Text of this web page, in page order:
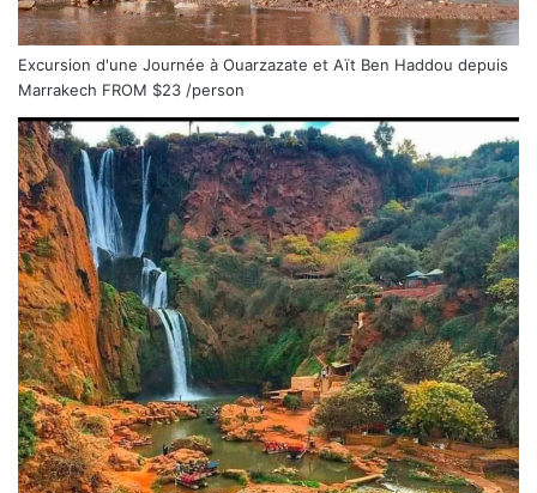
Excursion d'une Journée à Ouarzazate et Aït Ben Haddou depuis
Marrakech FROM $23 /person